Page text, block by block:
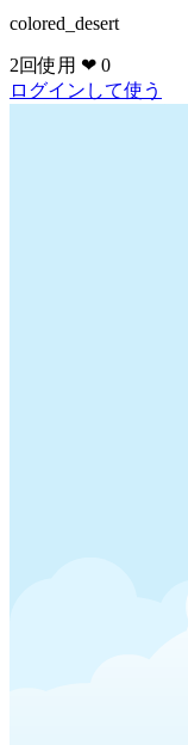
colored_desert
2回使用 ❤ 0
ログインして使う